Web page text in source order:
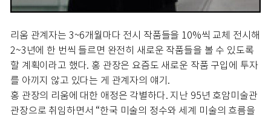
리움 관계자는 3~6개월마다 전시 작품들을 10%씩 교체 전시해
2~3년에 한 번씩 들르면 완전히 새로운 작품들을 볼 수 있도록
할 계획이라고 했다. 홍 관장은 요즘도 새로운 작품 구입에 투자
를 아끼지 않고 있다는 게 관계자의 얘기.
홍 관장의 리움에 대한 애정은 각별하다. 지난 95년 호암미술관
관장으로 취임하면서 “한국 미술의 정수와 세계 미술의 흐름을